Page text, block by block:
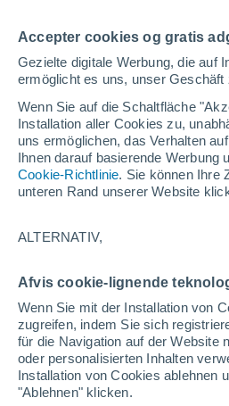
Accepter cookies og gratis
Gezielte digitale Werbung, die auf
ermöglicht es uns, unser Geschäft
Wenn Sie auf die Schaltfläche
Installation aller Cookies zu,
uns ermöglichen, das Verhalten
Ihnen darauf basierende Werbung
Cookie-Richtlinie. Sie können Ihre
unteren Rand unserer Website
ALTERNATIV,
Afvis cookie-lignende
Wenn Sie mit der Installation von
zugreifen, indem Sie sich
für die Navigation auf der Website
oder personalisierten Inhalten
Installation von Cookies ablehnen
"Ablehnen" klicken.
Home USA North
Eröffnung
113 fehlende Tage
Schneebericht heute
Pisten nach
Schwierigkeitsgrad